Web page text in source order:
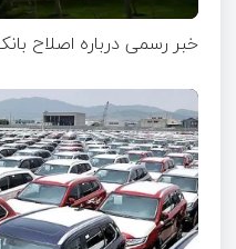
خبر رسمی درباره اصلاح